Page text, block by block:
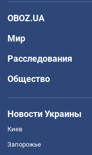
OBOZ.UA
Мир
Расследования
Общество
Новости Украины
Киев
Запорожье